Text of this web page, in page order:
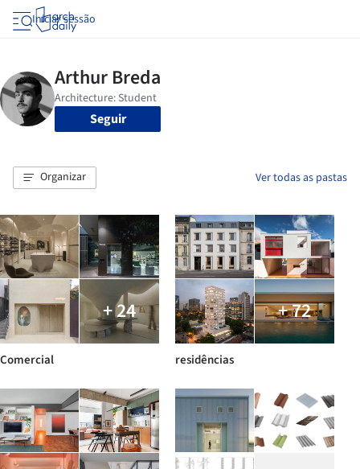
Iniciar sessão
Seguir
Organizar Ver todas as pastas
+ 24
Comercial
+ 72
residências